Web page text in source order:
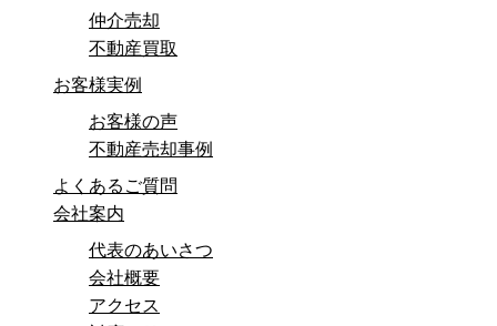
仲介売却
不動産買取
お客様実例
お客様の声
不動産売却事例
よくあるご質問
会社案内
代表のあいさつ
会社概要
アクセス